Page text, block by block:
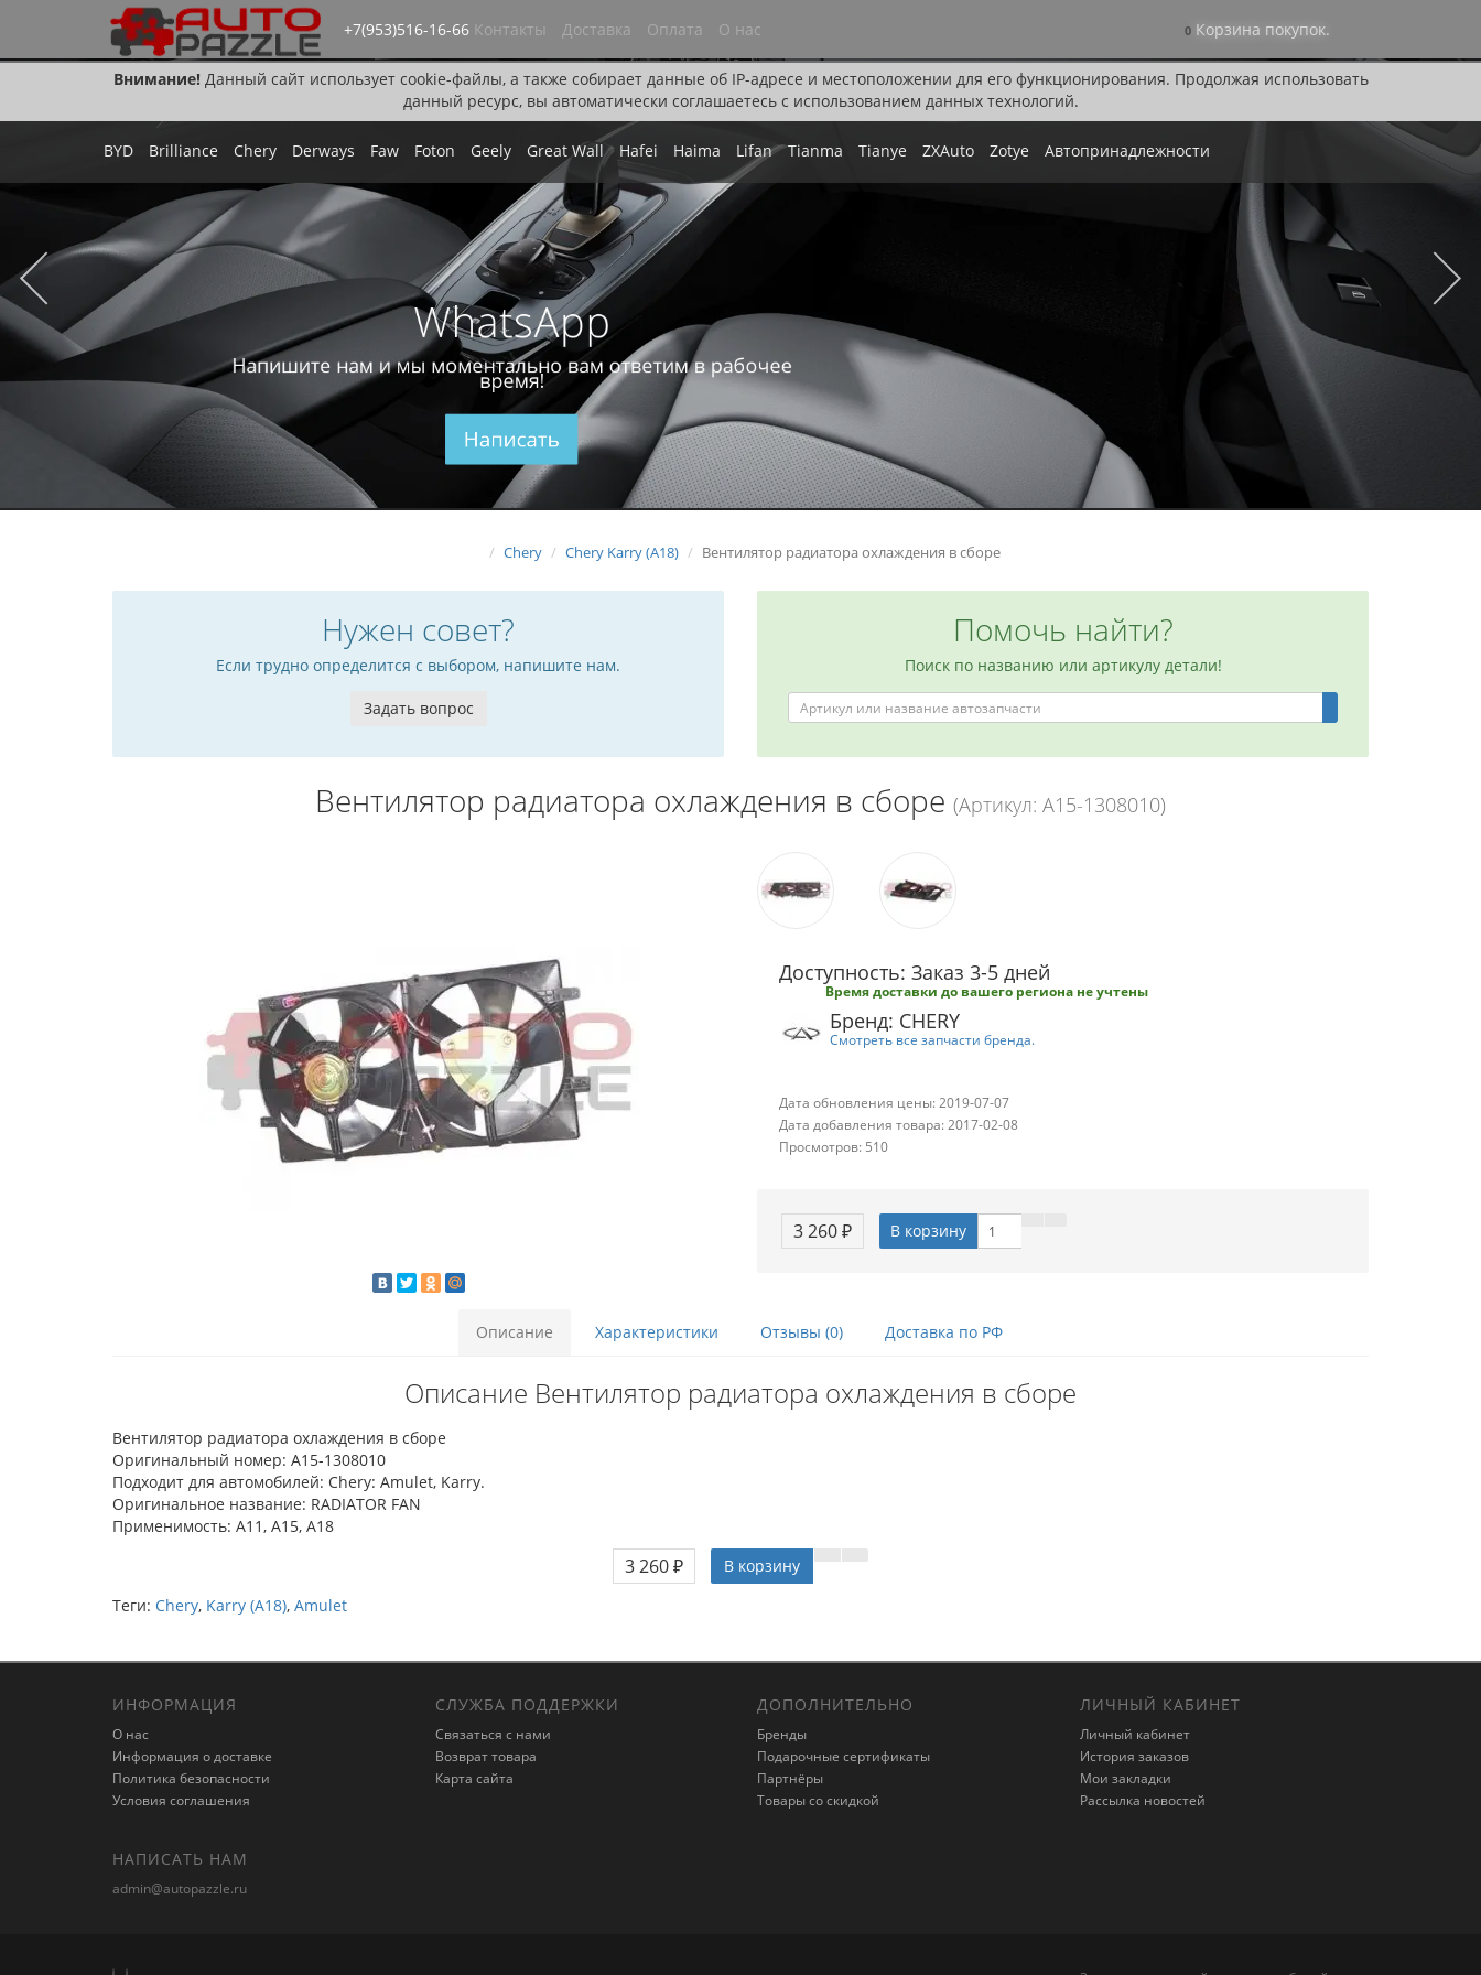
Внимание!Данный сайт использует cookie-файлы, а также собирает данные об IP-адресе и местоположении для его функционирования. Продолжая использовать
данный ресурс, вы автоматически соглашаетесь с использованием данных технологий.
+7(953)516-16-66 Контакты Доставка Оплата О нас 0 Корзина покупок.
BYD Brilliance Chery Derways Faw Foton Geely Great Wall Hafei Haima Lifan Tianma Tianye ZXAuto Zotye Автопринадлежности
WhatsApp
Напишите нам и мы моментально вам ответим в рабочее
время!
Написать
Chery Chery Karry (A18) Вентилятор радиатора охлаждения в сборе
Нужен совет?
Если трудно определится с выбором, напишите нам.
Задать вопрос
Помочь найти?
Поиск по названию или артикулу детали!
Вентилятор радиатора охлаждения в сборе (Артикул: A15-1308010)
Доступность: Заказ 3-5 дней
Время доставки до вашего региона не учтены
Бренд: CHERY
Смотреть все запчасти бренда.
Дата обновления цены: 2019-07-07
Дата добавления товара: 2017-02-08
Просмотров: 510
3 260 ₽ В корзину
Описание Характеристики Отзывы (0) Доставка по РФ
Описание Вентилятор радиатора охлаждения в сборе
Вентилятор радиатора охлаждения в сборе
Оригинальный номер: A15-1308010
Подходит для автомобилей: Chery: Amulet, Karry.
Оригинальное название: RADIATOR FAN
Применимость: A11, A15, A18
3 260 ₽
В корзину
Теги: Chery, Karry (A18), Amulet
ИНФОРМАЦИЯ
О нас
Информация о доставке
Политика безопасности
Условия соглашения
СЛУЖБА ПОДДЕРЖКИ
Связаться с нами
Возврат товара
Карта сайта
ДОПОЛНИТЕЛЬНО
Бренды
Подарочные сертификаты
Партнёры
Товары со скидкой
ЛИЧНЫЙ КАБИНЕТ
Личный кабинет
История заказов
Мои закладки
Рассылка новостей
НАПИСАТЬ НАМ
admin@autopazzle.ru